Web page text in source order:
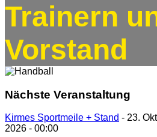
Trainern
Vorstand
Nächste Veranstaltung
Kirmes Sportmeile + Stand - 23.
2026 - 00:00